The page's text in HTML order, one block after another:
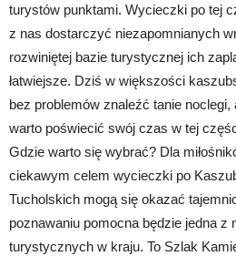
turystów punktami. Wycieczki po tej
z nas dostarczyć niezapomnianych
rozwiniętej bazie turystycznej ich
łatwiejsze. Dziś w większości
bez problemów znaleźć tanie
warto poświecić swój czas w tej
Gdzie warto się wybrać? Dla
ciekawym celem wycieczki po
Tucholskich mogą się okazać
poznawaniu pomocna będzie jedna z
turystycznych w kraju. To Szlak